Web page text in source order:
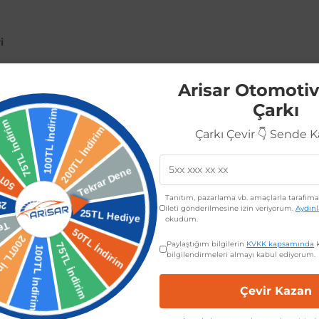
hatchback stop lambası ile aracınızın aydınlatma sistemini
aynı zamanda şık bir görünüm sunar. Kolay montajı sayesinde
tasarlanmış olan bu stop lambası, aracınızın öne çıkan
Arisar Otomotiv
Çarkı
Çarkı Çevir 👇 Sende
Tanıtım, pazarlama vb. amaçlarla
ileti gönderilmesine izin veriyorum.
okudum.
Paylaştığım bilgilerin KVKK kapsamında
bilgilendirmeleri almayı kabul ediyorum.
Çevir Kazan